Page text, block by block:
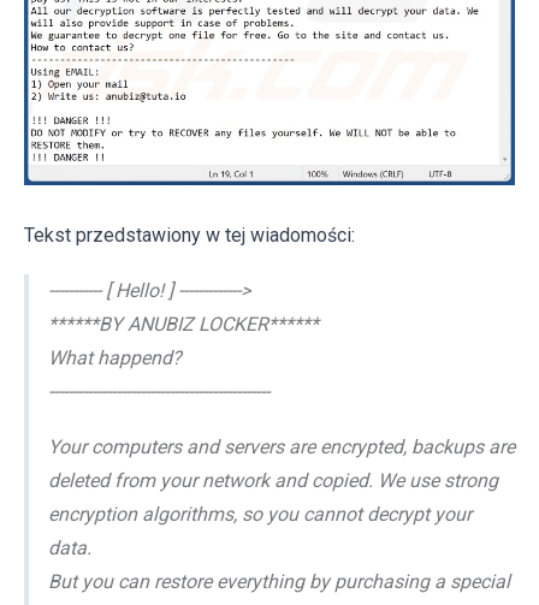
Tekst przedstawiony w tej wiadomości:
----------- [ Hello! ] ------------->
******BY ANUBIZ LOCKER******
What happend?
----------------------------------------------
Your computers and servers are encrypted, backups are
deleted from your network and copied. We use strong
encryption algorithms, so you cannot decrypt your
data.
But you can restore everything by purchasing a special